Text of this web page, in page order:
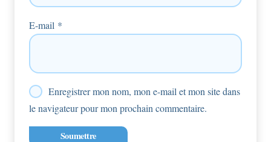
E-mail *
Enregistrer mon nom, mon e-mail et mon site dans
le navigateur pour mon prochain commentaire.